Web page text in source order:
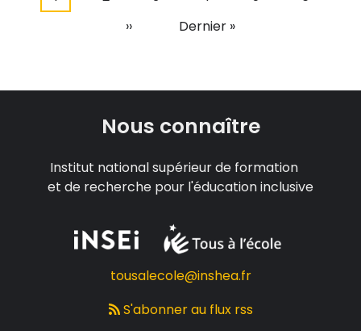
Pagination
Page
››
Dernière
Dernier »
Nous connaître
Institut national supérieur de formation
et de recherche pour l'éducation inclusive
tousalecole@inshea.fr
S'abonner au flux rss